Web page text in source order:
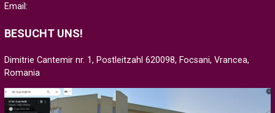
Email:
BESUCHT UNS!
Dimitrie Cantemir nr. 1, Postleitzahl 620098, Focsani, Vrancea,
Romania